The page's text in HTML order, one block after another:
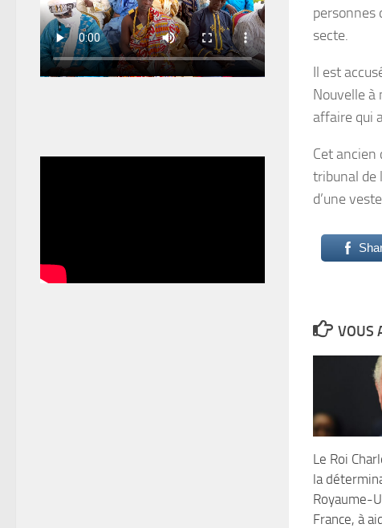
personnes
secte.
Il est
Nouvelle à
affaire qui
Cet ancien
tribunal de
d’une
VOUS
Le Roi
la
Royaume-
France, à